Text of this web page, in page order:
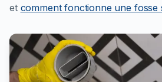
et comment fonctionne une fosse